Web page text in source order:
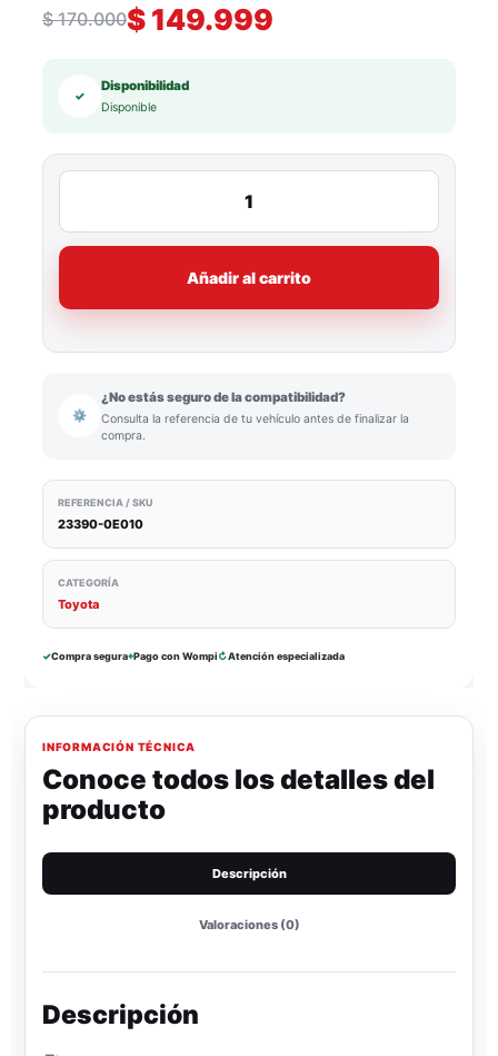
$170.000$149.999
✓
Disponibilidad
Disponible
Añadir al carrito
⚙
¿No estás seguro de la compatibilidad?
Consulta la referencia de tu vehículo antes de finalizar la
compra.
REFERENCIA / SKU
23390-0E010
CATEGORÍA
Toyota
✓Compra segura⌖Pago con Wompi↻Atención especializada
INFORMACIÓN TÉCNICA
Conoce todos los detalles del
producto
Descripción
Valoraciones (0)
Descripción